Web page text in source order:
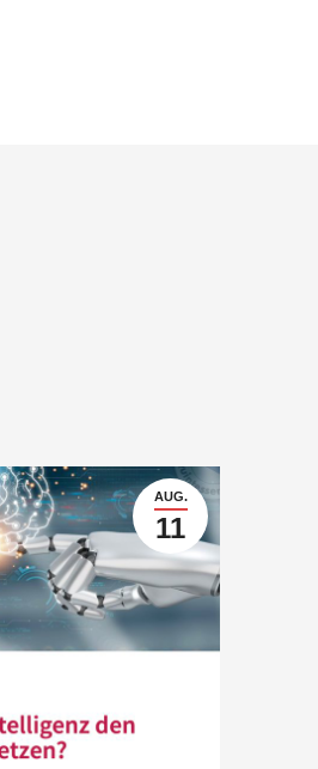
AUG.
11